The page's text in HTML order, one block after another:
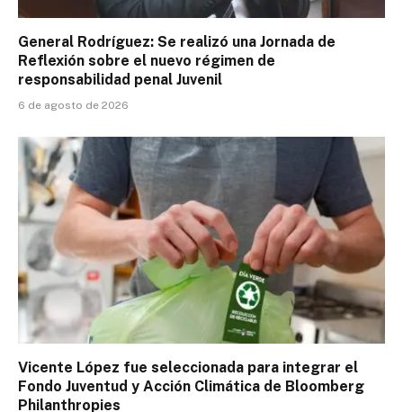
General Rodríguez: Se realizó una Jornada de
Reflexión sobre el nuevo régimen de
responsabilidad penal Juvenil
6 de agosto de 2026
Vicente López fue seleccionada para integrar el
Fondo Juventud y Acción Climática de Bloomberg
Philanthropies